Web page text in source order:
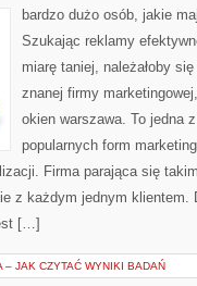
bardzo dużo osób, jakie
Szukając reklamy
miarę taniej, należałoby
znanej firmy
okien warszawa. To jedna
popularnych form
Firma parająca się
z każdym jednym klientem.
[…]
– JAK CZYTAĆ WYNIKI BADAŃ